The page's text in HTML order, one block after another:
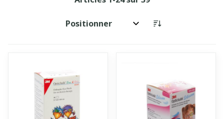
Trier par: